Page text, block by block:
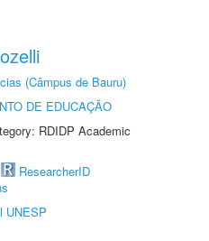
(Câmpus de Bauru)
DE EDUCAÇÃO
RDIDP Academic
ResearcherID
UNESP